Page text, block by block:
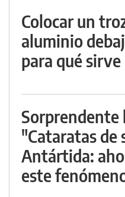
Colocar un
aluminio
para qué
Sorprendente
"Cataratas de
Antártida:
este